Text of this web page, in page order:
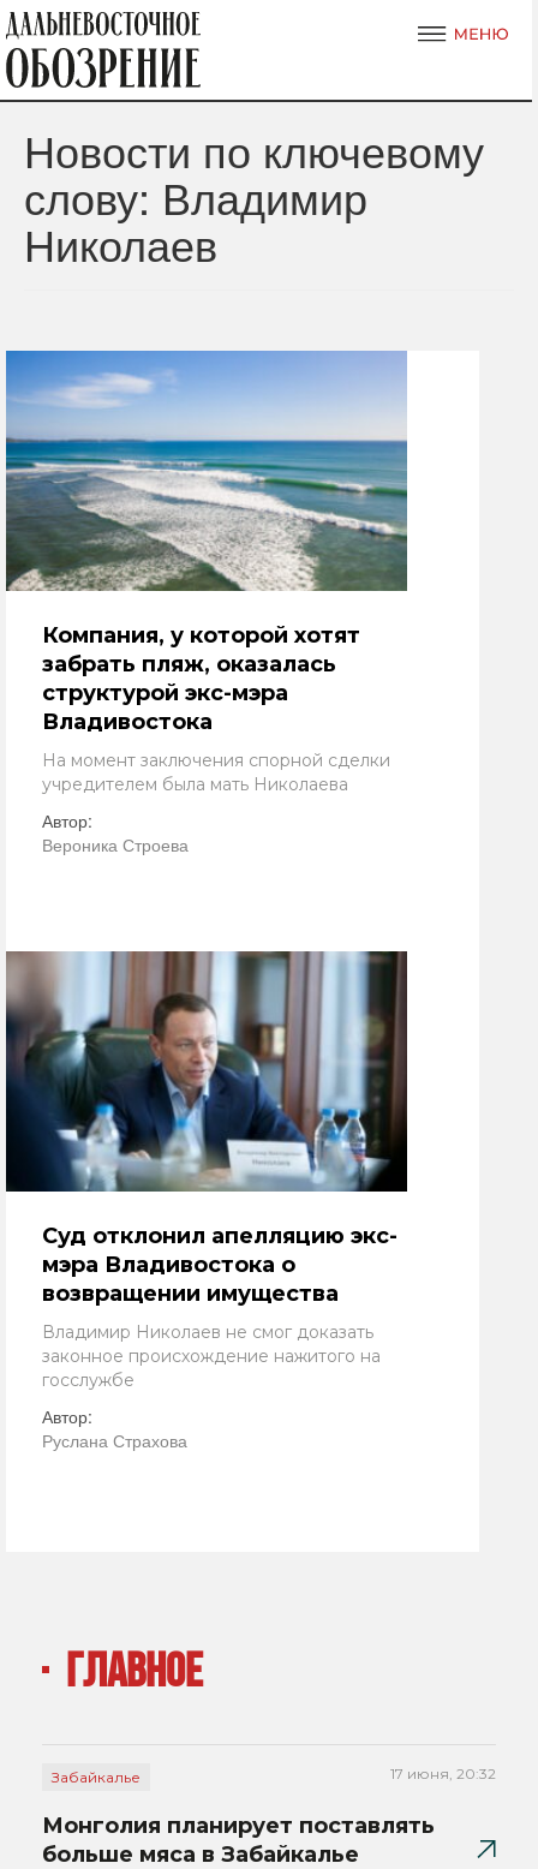
Новости по ключевому
слову: Владимир
Николаев
Компания, у которой хотят
забрать пляж, оказалась
структурой экс-мэра
Владивостока
На момент заключения спорной сделки
учредителем была мать Николаева
Автор:
Вероника Строева
Суд отклонил апелляцию экс-
мэра Владивостока о
возвращении имущества
Владимир Николаев не смог доказать
законное происхождение нажитого на
госслужбе
Автор:
Руслана Страхова
ГЛАВНОЕ
Забайкалье 17 июня, 20:32
Монголия планирует поставлять
больше мяса в Забайкалье